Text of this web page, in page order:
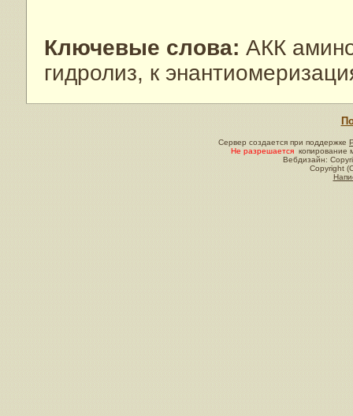
Ключевые слова: АКК
гидролиз, к
Сервер создается при поддержке
Не разрешается копирование
Вебдизайн:
Copyright